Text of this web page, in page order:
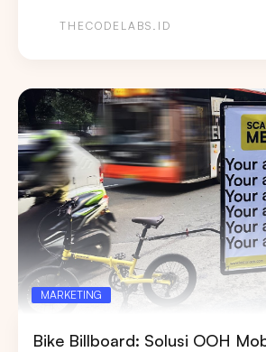
THECODELABS.ID
MARKETING
Bike Billboard: Solusi OOH